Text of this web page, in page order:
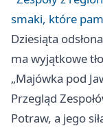
smaki, które
Dziesiąta
ma wyjątkowe tło
„Majówka pod
Przegląd
Potraw, a jego